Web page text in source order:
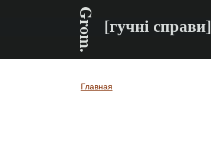
Grom. [гучні справи]
Вы здесь
Главная